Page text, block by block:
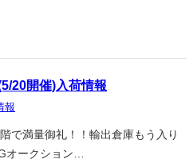
20開催)入荷情報
報
満量御礼！！輸出倉庫もう入り
ークション…